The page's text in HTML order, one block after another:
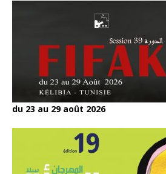
du 23 au 29 août 2026